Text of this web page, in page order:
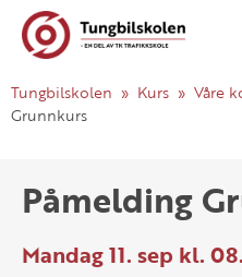
Tungbilskolen Kurs
Våre
Grunnkurs
Påmelding
Mandag 11. sep kl.